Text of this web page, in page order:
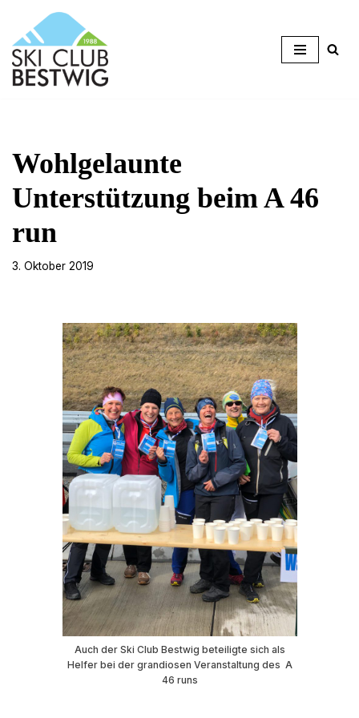
Zum
Inhalt
springen
Wohlgelaunte
Unterstützung beim A 46
run
3. Oktober 2019
Auch der Ski Club Bestwig beteiligte sich als
Helfer bei der grandiosen Veranstaltung des A
46 runs